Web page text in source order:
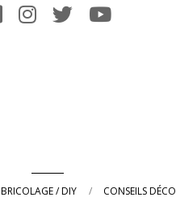
BRICOLAGE / DIY CONSEILS DÉCO